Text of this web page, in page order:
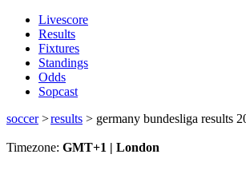
Livescore
Results
Fixtures
Standings
Odds
Sopcast
soccer>results > germany bundesliga results
Timezone: GMT+1 | London